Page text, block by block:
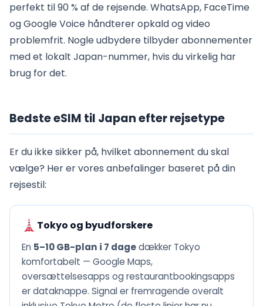
perfekt til 90 % af de rejsende. WhatsApp, FaceTime
og Google Voice håndterer opkald og video
problemfrit. Nogle udbydere tilbyder abonnementer
med et lokalt Japan-nummer, hvis du virkelig har
brug for det.
Bedste eSIM til Japan efter rejsetype
Er du ikke sikker på, hvilket abonnement du skal
vælge? Her er vores anbefalinger baseret på din
rejsestil:
Tokyo og byudforskere
En 5–10 GB-plan i 7 dagedækker Tokyo
komfortabelt — Google Maps,
oversættelsesapps og restaurantbookingsapps
er dataknappe. Signal er fremragende overalt